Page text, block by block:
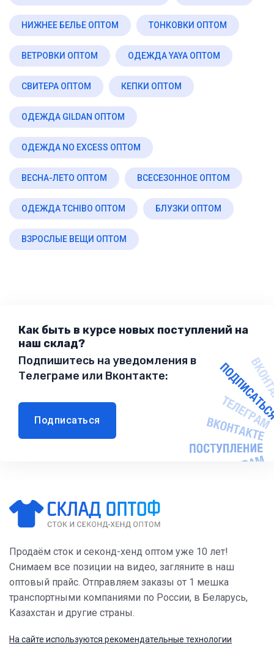
НИЖНЕЕ БЕЛЬЕ ОПТОМ ТОНКОВКИ ОПТОМ
ВЕТРОВКИ ОПТОМ ОДЕЖДА YAYA ОПТОМ
СВИТЕРА ОПТОМ КЕПКИ ОПТОМ
ОДЕЖДА GILDAN ОПТОМ
ОДЕЖДА NO EXCESS ОПТОМ
ВЕСНА-ЛЕТО ОПТОМ ВСЕСЕЗОННОЕ ОПТОМ
ОДЕЖДА TCHIBO ОПТОМ БЛУЗКИ ОПТОМ
ВЗРОСЛЫЕ ВЕЩИ ОПТОМ
Как быть в курсе новых поступлений на
наш склад?
Подпишитесь на уведомления в
Телеграме или Вконтакте:
Подписаться
Продаём сток и секонд-хенд оптом уже 10 лет!
Снимаем все позиции на видео, загляните в наш
оптовый прайс. Отправляем заказы от 1 мешка
транспортными компаниями по России, в Беларусь,
Казахстан и другие страны.
На сайте используются рекомендательные технологии